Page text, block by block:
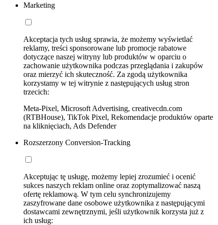
Marketing
Akceptacja tych usług sprawia, że możemy wyświetlać
reklamy, treści sponsorowane lub promocje rabatowe
dotyczące naszej witryny lub produktów w oparciu o
zachowanie użytkownika podczas przeglądania i zakupów
oraz mierzyć ich skuteczność. Za zgodą użytkownika
korzystamy w tej witrynie z następujących usług stron
trzecich:
Meta-Pixel, Microsoft Advertising, creativecdn.com
(RTBHouse), TikTok Pixel, Rekomendacje produktów oparte
na kliknięciach, Ads Defender
Rozszerzony Conversion-Tracking
Akceptując tę usługę, możemy lepiej zrozumieć i ocenić
sukces naszych reklam online oraz zoptymalizować naszą
ofertę reklamową. W tym celu synchronizujemy
zaszyfrowane dane osobowe użytkownika z następującymi
dostawcami zewnętrznymi, jeśli użytkownik korzysta już z
ich usług: